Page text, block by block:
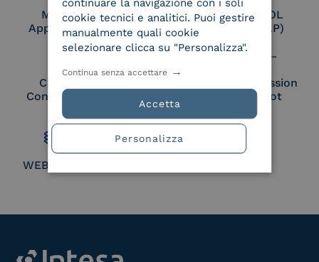
Membro Adobe
Approved Trust List
Certified PEPPOL
Access Point (AP)
Cloud Signature
Consortium Member
European Commission
Large Scale Pilot
WEBUILD Consortium
continuare la navigazione con i soli
cookie tecnici e analitici. Puoi gestire
manualmente quali cookie
selezionare clicca su "Personalizza".
Accetta
Continua senza accettare
Personalizza